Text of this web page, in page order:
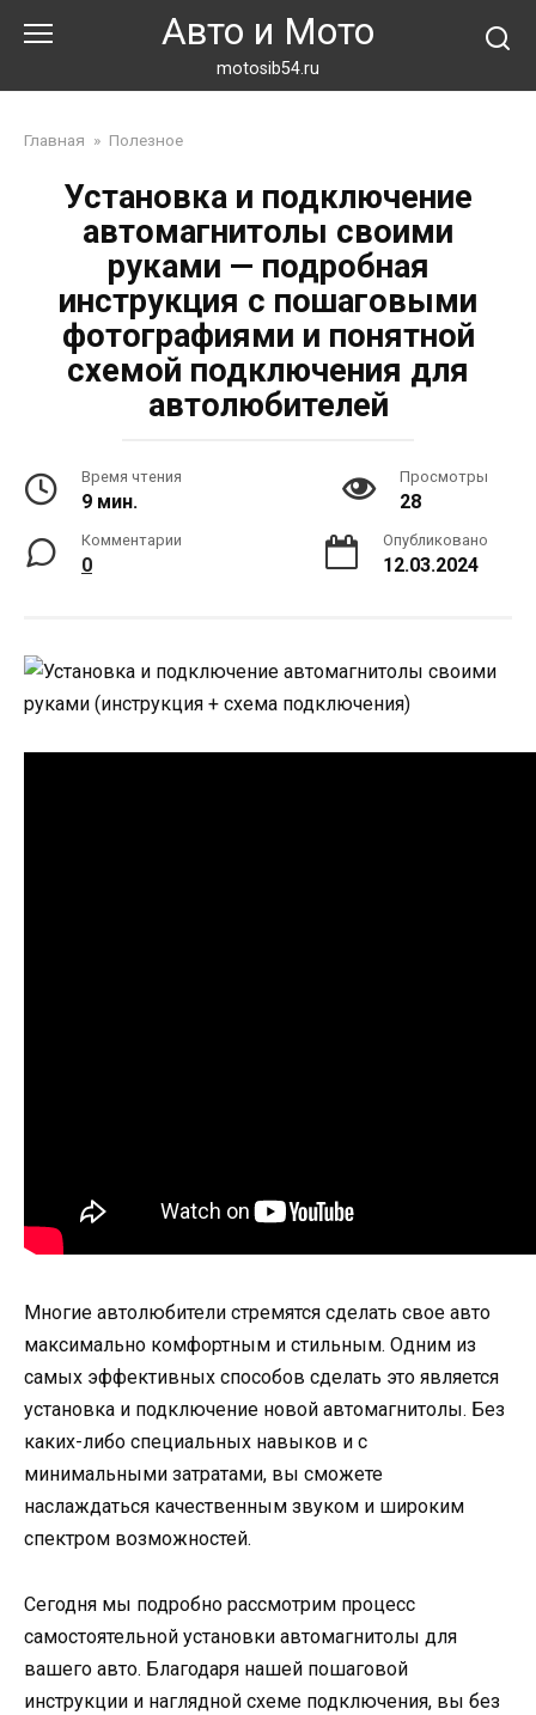
Авто и Мото
motosib54.ru
Главная » Полезное
Установка и подключение
автомагнитолы своими
руками — подробная
инструкция с пошаговыми
фотографиями и понятной
схемой подключения для
автолюбителей
Время чтения
9 мин.
Просмотры
28
Комментарии
0
Опубликовано
12.03.2024
Многие автолюбители стремятся сделать свое авто
максимально комфортным и стильным. Одним из
самых эффективных способов сделать это является
установка и подключение новой автомагнитолы. Без
каких-либо специальных навыков и с
минимальными затратами, вы сможете
наслаждаться качественным звуком и широким
спектром возможностей.
Сегодня мы подробно рассмотрим процесс
самостоятельной установки автомагнитолы для
вашего авто. Благодаря нашей пошаговой
инструкции и наглядной схеме подключения, вы без